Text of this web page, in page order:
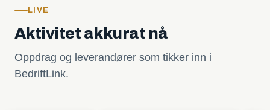
LIVE
Aktivitet akkurat nå
Oppdrag og leverandører som tikker inn i
BedriftLink.